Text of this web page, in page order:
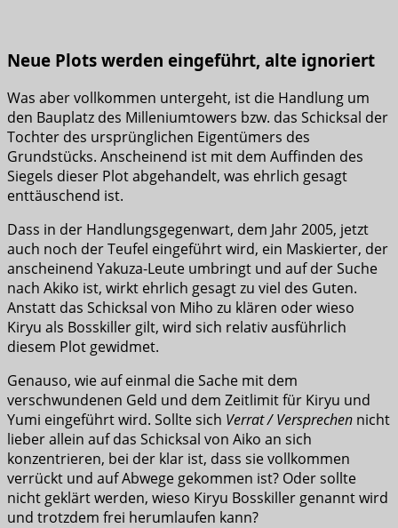
Neue Plots werden eingeführt, alte ignoriert
Was aber vollkommen untergeht, ist die Handlung um
den Bauplatz des Milleniumtowers bzw. das Schicksal der
Tochter des ursprünglichen Eigentümers des
Grundstücks. Anscheinend ist mit dem Auffinden des
Siegels dieser Plot abgehandelt, was ehrlich gesagt
enttäuschend ist.
Dass in der Handlungsgegenwart, dem Jahr 2005, jetzt
auch noch der Teufel eingeführt wird, ein Maskierter, der
anscheinend Yakuza-Leute umbringt und auf der Suche
nach Akiko ist, wirkt ehrlich gesagt zu viel des Guten.
Anstatt das Schicksal von Miho zu klären oder wieso
Kiryu als Bosskiller gilt, wird sich relativ ausführlich
diesem Plot gewidmet.
Genauso, wie auf einmal die Sache mit dem
verschwundenen Geld und dem Zeitlimit für Kiryu und
Yumi eingeführt wird. Sollte sich Verrat / Versprechen nicht
lieber allein auf das Schicksal von Aiko an sich
konzentrieren, bei der klar ist, dass sie vollkommen
verrückt und auf Abwege gekommen ist? Oder sollte
nicht geklärt werden, wieso Kiryu Bosskiller genannt wird
und trotzdem frei herumlaufen kann?